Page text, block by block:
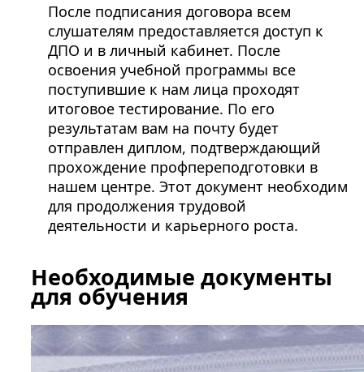
После подписания договора всем
слушателям предоставляется доступ к
ДПО и в личный кабинет. После
освоения учебной программы все
поступившие к нам лица проходят
итоговое тестирование. По его
результатам вам на почту будет
отправлен диплом, подтверждающий
прохождение профпереподготовки в
нашем центре. Этот документ необходим
для продолжения трудовой
деятельности и карьерного роста.
Необходимые документы
для обучения